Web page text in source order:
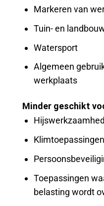
Markeren van
Tuin- en
Watersport
Algemeen
werkplaats
Minder geschikt
Klimtoepassingen
Toepassingen
belasting wordt